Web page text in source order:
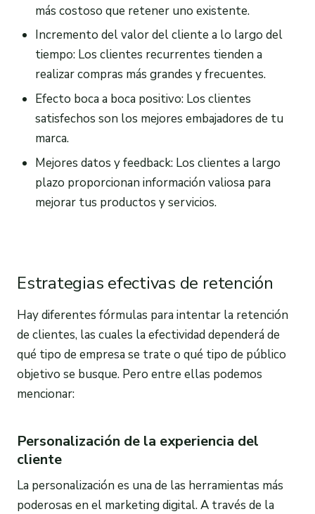
más costoso que retener uno existente.
Incremento del valor del cliente a lo largo del
tiempo: Los clientes recurrentes tienden a
realizar compras más grandes y frecuentes.
Efecto boca a boca positivo: Los clientes
satisfechos son los mejores embajadores de tu
marca.
Mejores datos y feedback: Los clientes a largo
plazo proporcionan información valiosa para
mejorar tus productos y servicios.
Estrategias efectivas de retención
Hay diferentes fórmulas para intentar la retención
de clientes, las cuales la efectividad dependerá de
qué tipo de empresa se trate o qué tipo de público
objetivo se busque. Pero entre ellas podemos
mencionar:
Personalización de la experiencia del
cliente
La personalización es una de las herramientas más
poderosas en el marketing digital. A través de la